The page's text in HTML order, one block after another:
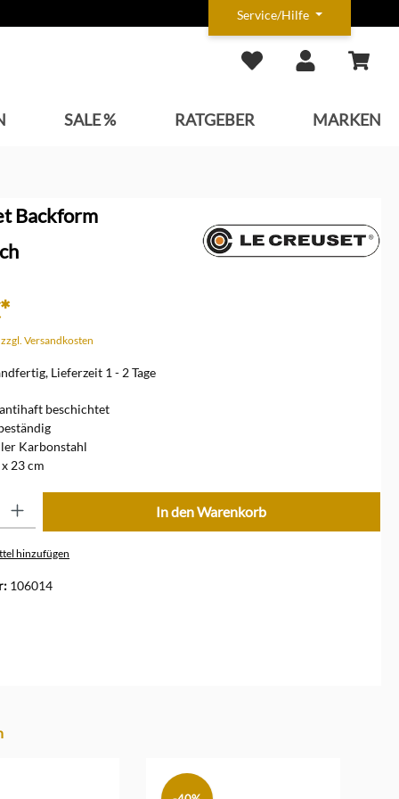
Service/Hilfe
SALE % RATGEBER MARKEN
Backform
Versandkosten
Lieferzeit 1 - 2 Tage
beschichtet
Karbonstahl
23 cm
In den Warenkorb
hinzufügen
106014